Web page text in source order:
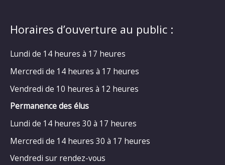
Horaires d’ouverture au public :
Lundi de 14 heures à 17 heures
Mercredi de 14 heures à 17 heures
Vendredi de 10 heures à 12 heures
Permanence des élus
Lundi de 14 heures 30 à 17 heures
Mercredi de 14 heures 30 à 17 heures
Vendredi sur rendez-vous